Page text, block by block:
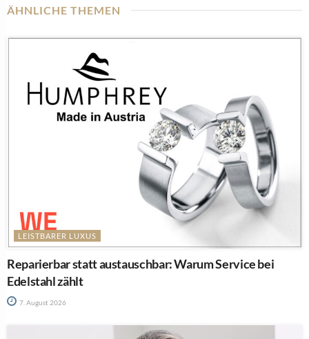
ÄHNLICHE THEMEN
LEISTBARER LUXUS
Reparierbar statt austauschbar: Warum Service bei
Edelstahl zählt
7. August 2026